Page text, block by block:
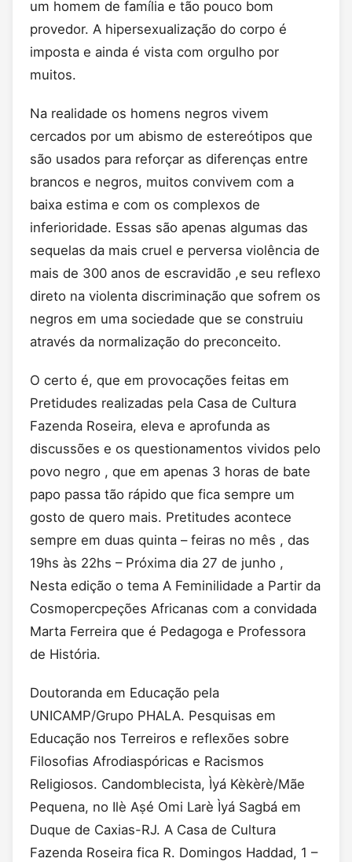
um homem de família e tão pouco bom
provedor. A hipersexualização do corpo é
imposta e ainda é vista com orgulho por
muitos.
Na realidade os homens negros vivem
cercados por um abismo de estereótipos que
são usados para reforçar as diferenças entre
brancos e negros, muitos convivem com a
baixa estima e com os complexos de
inferioridade. Essas são apenas algumas das
sequelas da mais cruel e perversa violência de
mais de 300 anos de escravidão ,e seu reflexo
direto na violenta discriminação que sofrem os
negros em uma sociedade que se construiu
através da normalização do preconceito.
O certo é, que em provocações feitas em
Pretidudes realizadas pela Casa de Cultura
Fazenda Roseira, eleva e aprofunda as
discussões e os questionamentos vividos pelo
povo negro , que em apenas 3 horas de bate
papo passa tão rápido que fica sempre um
gosto de quero mais. Pretitudes acontece
sempre em duas quinta – feiras no mês , das
19hs às 22hs – Próxima dia 27 de junho ,
Nesta edição o tema A Feminilidade a Partir da
Cosmopercpeções Africanas com a convidada
Marta Ferreira que é Pedagoga e Professora
de História.
Doutoranda em Educação pela
UNICAMP/Grupo PHALA. Pesquisas em
Educação nos Terreiros e reflexões sobre
Filosofias Afrodiaspóricas e Racismos
Religiosos. Candomblecista, Ìyá Kèkèrè/Mãe
Pequena, no Ilè Aṣé Omi Larè Ìyá Sagbá em
Duque de Caxias-RJ. A Casa de Cultura
Fazenda Roseira fica R. Domingos Haddad, 1 –